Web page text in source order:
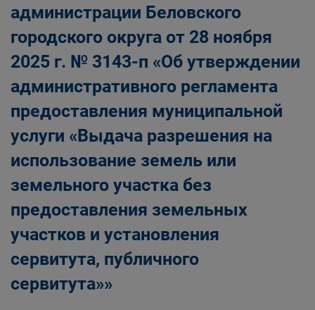
администрации Беловского
городского округа от 28 ноября
2025 г. № 3143-п «Об утверждении
административного регламента
предоставления муниципальной
услуги «Выдача разрешения на
использование земель или
земельного участка без
предоставления земельных
участков и установления
сервитута, публичного
сервитута»»